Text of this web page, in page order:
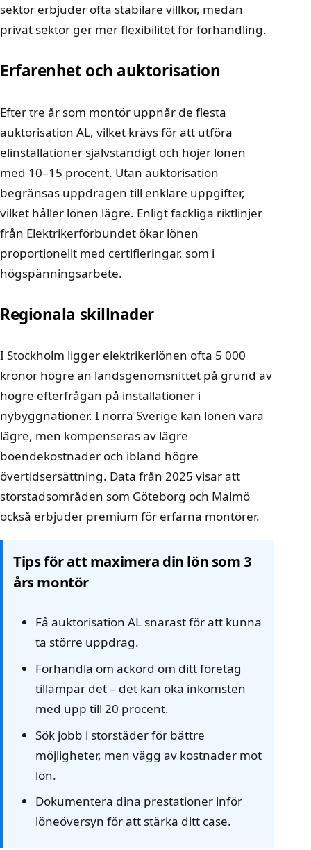
sektor erbjuder ofta stabilare villkor, medan
privat sektor ger mer flexibilitet för förhandling.
Erfarenhet och auktorisation
Efter tre år som montör uppnår de flesta
auktorisation AL, vilket krävs för att utföra
elinstallationer självständigt och höjer lönen
med 10–15 procent. Utan auktorisation
begränsas uppdragen till enklare uppgifter,
vilket håller lönen lägre. Enligt fackliga riktlinjer
från Elektrikerförbundet ökar lönen
proportionellt med certifieringar, som i
högspänningsarbete.
Regionala skillnader
I Stockholm ligger elektrikerlönen ofta 5 000
kronor högre än landsgenomsnittet på grund av
högre efterfrågan på installationer i
nybyggnationer. I norra Sverige kan lönen vara
lägre, men kompenseras av lägre
boendekostnader och ibland högre
övertidsersättning. Data från 2025 visar att
storstadsområden som Göteborg och Malmö
också erbjuder premium för erfarna montörer.
Tips för att maximera din lön som 3
års montör
Få auktorisation AL snarast för att kunna
ta större uppdrag.
Förhandla om ackord om ditt företag
tillämpar det – det kan öka inkomsten
med upp till 20 procent.
Sök jobb i storstäder för bättre
möjligheter, men vägg av kostnader mot
lön.
Dokumentera dina prestationer inför
löneöversyn för att stärka ditt case.